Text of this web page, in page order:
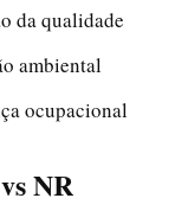
da qualidade
ambiental
ocupacional
NR